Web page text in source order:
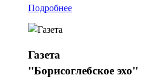
Подробнее
Газета
"Борисоглебское эхо"